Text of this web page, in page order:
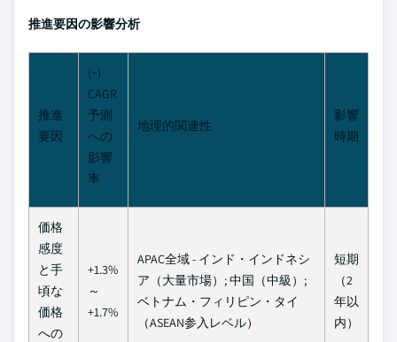
推進要因の影響分析
推進
要因
(~)
CAGR
予測
への
影響
率
地理的関連性
影響
時期
価格
感度
と手
頃な
価格
への
+1.3%
～
+1.7%
APAC全域 - インド・インドネシ
ア（大量市場）; 中国（中級）;
ベトナム・フィリピン・タイ
（ASEAN参入レベル）
短期
（2
年以
内）